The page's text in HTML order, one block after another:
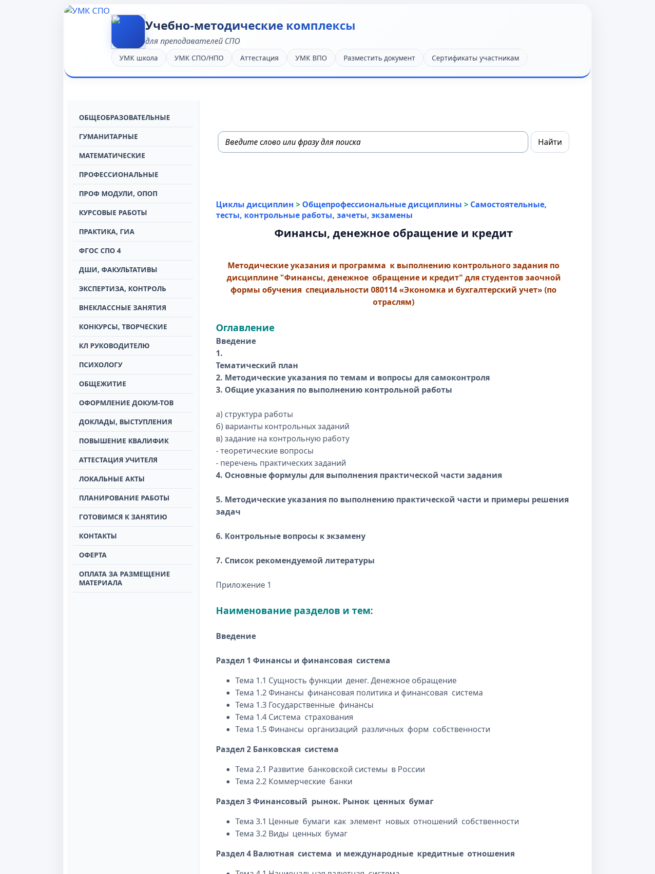
Учебно-методические комплексы
для преподавателей СПО
УМК школа УМК СПО/НПО Аттестация УМК ВПО Разместить документ Сертификаты участникам
OБЩЕОБРАЗОВАТЕЛЬНЫЕ
ГУМАНИТАРНЫЕ
МАТЕМАТИЧЕСКИЕ
ПРОФЕССИОНАЛЬНЫЕ
ПРОФ МОДУЛИ, ОПОП
КУРСОВЫЕ РАБОТЫ
ПРАКТИКА, ГИА
ФГОС СПО 4
ДШИ, ФАКУЛЬТАТИВЫ
ЭКСПЕРТИЗА, КОНТРОЛЬ
ВНЕКЛАССНЫЕ ЗАНЯТИЯ
КОНКУРСЫ, ТВОРЧЕСКИЕ
КЛ РУКОВОДИТЕЛЮ
ПСИХОЛОГУ
ОБЩЕЖИТИЕ
ОФОРМЛЕНИЕ ДОКУМ-ТОВ
ДОКЛАДЫ, ВЫСТУПЛЕНИЯ
ПОВЫШЕНИЕ КВАЛИФИК
АТТЕСТАЦИЯ УЧИТЕЛЯ
ЛОКАЛЬНЫЕ АКТЫ
ПЛАНИРОВАНИЕ РАБОТЫ
ГОТОВИМСЯ К ЗАНЯТИЮ
КОНТАКТЫ
ОФЕРТА
ОПЛАТА ЗА РАЗМЕЩЕНИЕ
МАТЕРИАЛА
Циклы дисциплин > Общепрофессиональные дисциплины > Самостоятельные,
тесты, контрольные работы, зачеты, экзамены
Финансы, денежное обращение и кредит
Методические указания и программа к выполнению контрольного задания по
дисциплине "Финансы, денежное обращение и кредит" для студентов заочной
формы обучения специальности 080114 «Экономка и бухгалтерский учет» (по
отраслям)
Оглавление
Введение
1.
Тематический план
2. Методические указания по темам и вопросы для самоконтроля
3. Общие указания по выполнению контрольной работы
а) структура работы
б) варианты контрольных заданий
в) задание на контрольную работу
- теоретические вопросы
- перечень практических заданий
4. Основные формулы для выполнения практической части задания
5. Методические указания по выполнению практической части и примеры решения
задач
6. Контрольные вопросы к экзамену
7. Список рекомендуемой литературы
Приложение 1
Наименование разделов и тем:
Введение
Раздел 1 Финансы и финансовая система
Тема 1.1 Сущность функции денег. Денежное обращение
Тема 1.2 Финансы финансовая политика и финансовая система
Тема 1.3 Государственные финансы
Тема 1.4 Система страхования
Тема 1.5 Финансы организаций различных форм собственности
Раздел 2 Банковская система
Тема 2.1 Развитие банковской системы в России
Тема 2.2 Коммерческие банки
Раздел 3 Финансовый рынок. Рынок ценных бумаг
Тема 3.1 Ценные бумаги как элемент новых отношений собственности
Тема 3.2 Виды ценных бумаг
Раздел 4 Валютная система и международные кредитные отношения